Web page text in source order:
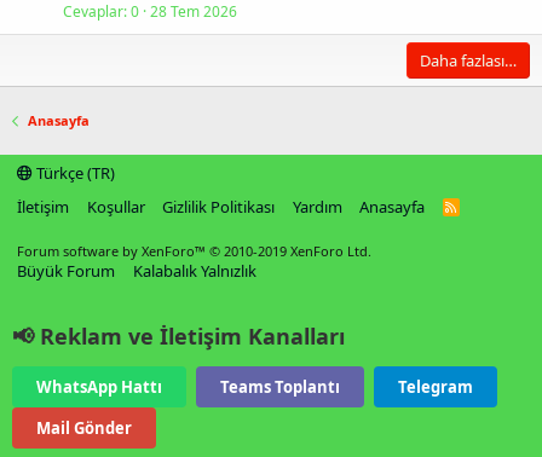
Cevaplar 0 28 Tem 2026
Daha fazlası…
Anasayfa
Türkçe (TR)
İletişim
Koşullar Gizlilik Politikası Yardım Anasayfa
R
Forum software by XenForo™ © 2010-2019 XenForo Ltd.
Büyük Forum Kalabalık Yalnızlık
📢 Reklam ve İletişim Kanalları
WhatsApp Hattı Teams Toplantı
Telegram
Mail Gönder